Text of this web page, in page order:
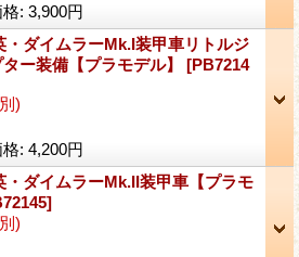
: 3,900円
・ダイムラーMk.I装甲車リトルジ
ー装備【プラモデル】 [PB7214
)
: 4,200円
・ダイムラーMk.II装甲車【プラモ
)